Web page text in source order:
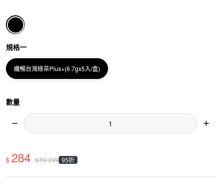
規格一
纖暢台灣綠茶Plus+(6.7gx5入/盒)
數量
$ 284 NTD299 95折